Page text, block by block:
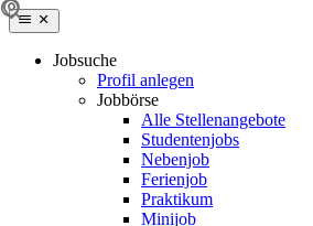
Jobsuche
Profil anlegen
Jobbörse
Alle Stellenangebote
Studentenjobs
Nebenjob
Ferienjob
Praktikum
Minijob